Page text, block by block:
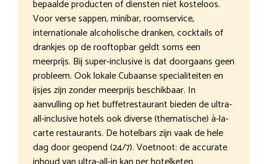
bepaalde producten of diensten niet kosteloos.
Voor verse sappen, minibar, roomservice,
internationale alcoholische dranken, cocktails of
drankjes op de rooftopbar geldt soms een
meerprijs. Bij super-inclusive is dat doorgaans geen
probleem. Ook lokale Cubaanse specialiteiten en
ijsjes zijn zonder meerprijs beschikbaar. In
aanvulling op het buffetrestaurant bieden de ultra-
all-inclusive hotels ook diverse (thematische) à-la-
carte restaurants. De hotelbars zijn vaak de hele
dag door geopend (24/7). Voetnoot: de accurate